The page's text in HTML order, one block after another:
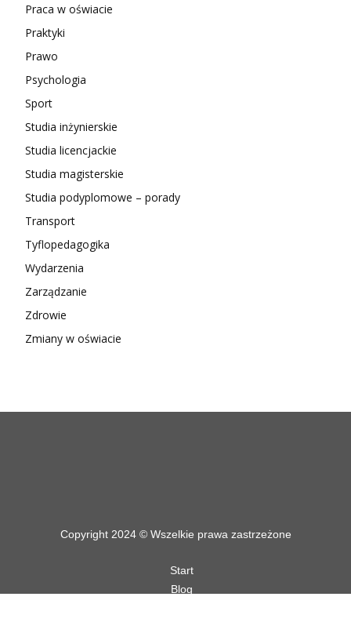
Praca w oświacie
Praktyki
Prawo
Psychologia
Sport
Studia inżynierskie
Studia licencjackie
Studia magisterskie
Studia podyplomowe – porady
Transport
Tyflopedagogika
Wydarzenia
Zarządzanie
Zdrowie
Zmiany w oświacie
Copyright 2024 © Wszelkie prawa zastrzeżone
Start
Blog